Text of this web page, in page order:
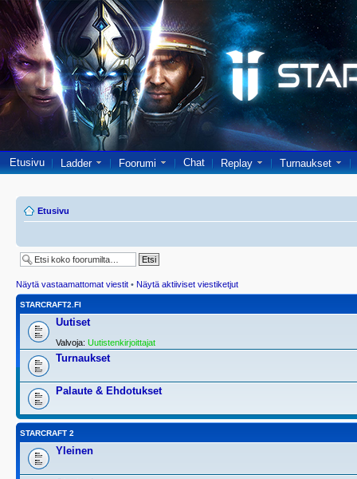
Etusivu Ladder Foorumi Chat Replay Turnaukset
Etusivu
Näytä vastaamattomat viestit • Näytä aktiiviset viestiketjut
STARCRAFT2.FI
Uutiset
Valvoja: Uutistenkirjoittajat
Turnaukset
Palaute & Ehdotukset
STARCRAFT 2
Yleinen